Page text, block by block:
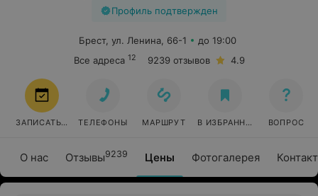
Профиль подтвержден
О нас Отзывы9239 Цены Фотогалерея
Брест, ул. Ленина, 66-1
до 19:00
Все адреса 12 9239 отзывов 4.9
ЗАПИСАТЬСЯ ТЕЛЕФОНЫ МАРШРУТ В ИЗБРАННОЕ ВОПРОС